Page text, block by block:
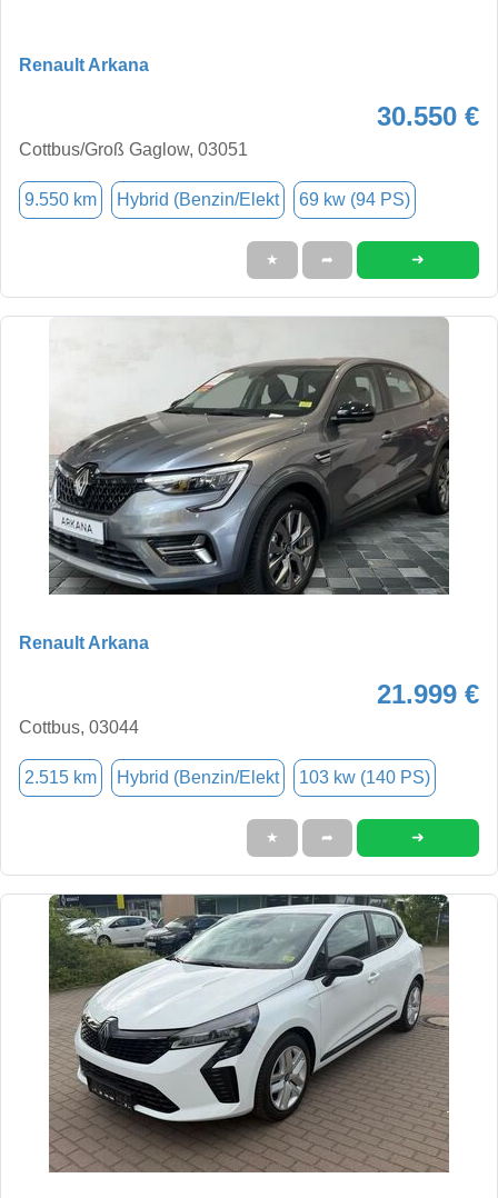
Renault Arkana
30.550 €
Cottbus/Groß Gaglow, 03051
9.550 km Hybrid (Benzin/Elekt 69 kw (94 PS)
★ ➦ ➜
Renault Arkana
21.999 €
Cottbus, 03044
2.515 km Hybrid (Benzin/Elekt 103 kw (140 PS)
★ ➦ ➜